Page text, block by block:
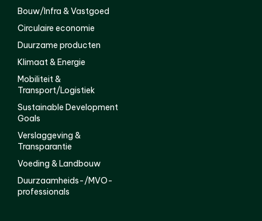
Bouw/Infra & Vastgoed
Circulaire economie
Duurzame producten
Klimaat & Energie
Mobiliteit &
Transport/Logistiek
Sustainable Development
Goals
Verslaggeving &
Transparantie
Voeding & Landbouw
Duurzaamheids-/MVO-
professionals